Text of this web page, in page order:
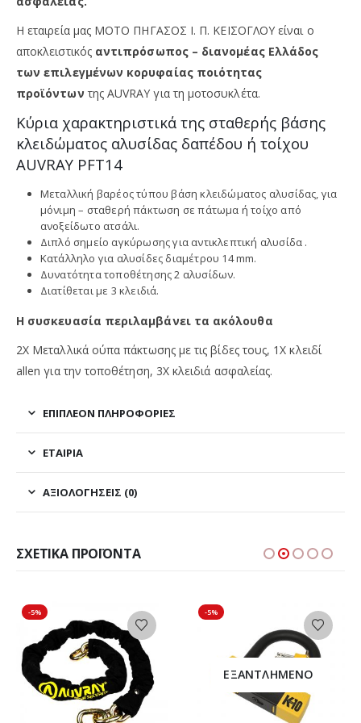
Η εταιρεία μας ΜΟΤΟ ΠΗΓΑΣΟΣ Ι. Π. ΚΕΪΣΟΓΛΟΥ είναι ο
αποκλειστικός αντιπρόσωπος – διανομέας Ελλάδος
των επιλεγμένων κορυφαίας ποιότητας
προϊόντων της AUVRAY για τη μοτοσυκλέτα.
Κύρια χαρακτηριστικά της σταθερής βάσης
κλειδώματος αλυσίδας δαπέδου ή τοίχου
AUVRAY PFT14
Μεταλλική βαρέος τύπου βάση κλειδώματος αλυσίδας, για
μόνιμη – σταθερή πάκτωση σε πάτωμα ή τοίχο από
ανοξείδωτο ατσάλι.
Διπλό σημείο αγκύρωσης για αντικλεπτική αλυσίδα .
Κατάλληλο για αλυσίδες διαμέτρου 14 mm.
Δυνατότητα τοποθέτησης 2 αλυσίδων.
Διατίθεται με 3 κλειδιά.
Η συσκευασία περιλαμβάνει τα ακόλουθα
2Χ Μεταλλικά ούπα πάκτωσης με τις βίδες τους, 1Χ κλειδί
allen για την τοποθέτηση, 3Χ κλειδιά ασφαλείας.
ΕΠΙΠΛΈΟΝ ΠΛΗΡΟΦΟΡΊΕΣ
ΕΤΑΙΡΊΑ
ΑΞΙΟΛΟΓΉΣΕΙΣ (0)
ΣΧΕΤΙΚΆ ΠΡΟΪΌΝΤΑ
-5% -5%
ΕΞΑΝΤΛΗΜΈΝΟ